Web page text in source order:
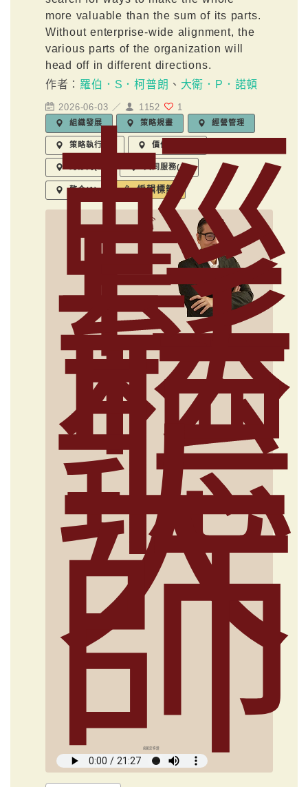
more valuable than the sum of its parts.
Without enterprise-wide alignment, the
various parts of the organization will
head off in different directions.
作者： 羅伯．S．柯普朗 、 大衛．P．諾頓
2026-06-03 ／ 1152 1
組織發展 策略規畫 經營管理
策略執行(1) 價值主張(1)
共同服務(1)
整合(1) 編輯標籤
輕
鬆
聽
大
師
俞國定導讀